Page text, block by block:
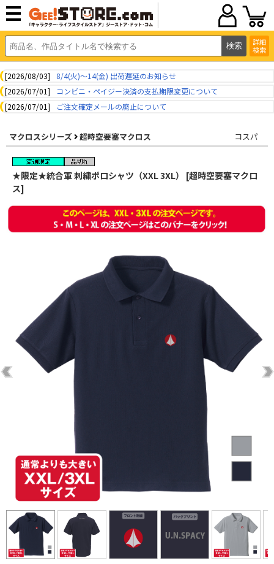
詳細
検索
[2026/08/03]
8/4(火)～14(金) 出荷遅延のお知らせ
[2026/07/01]
コンビニ・ペイジー決済の支払期限変更について
[2026/07/01]
ご注文確定メールの廃止について
マクロスシリーズ 超時空要塞マクロス コスパ
★限定★統合軍 刺繍ポロシャツ（XXL 3XL） [超時空要塞マクロ
ス]